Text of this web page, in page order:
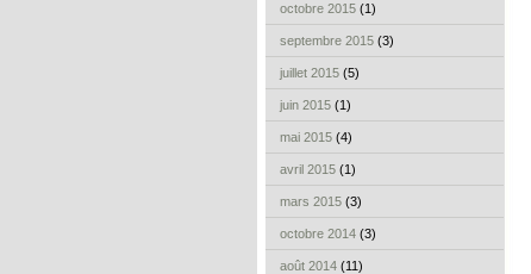
octobre 2015 (1)
septembre 2015 (3)
juillet 2015 (5)
juin 2015 (1)
mai 2015 (4)
avril 2015 (1)
mars 2015 (3)
octobre 2014 (3)
août 2014 (11)